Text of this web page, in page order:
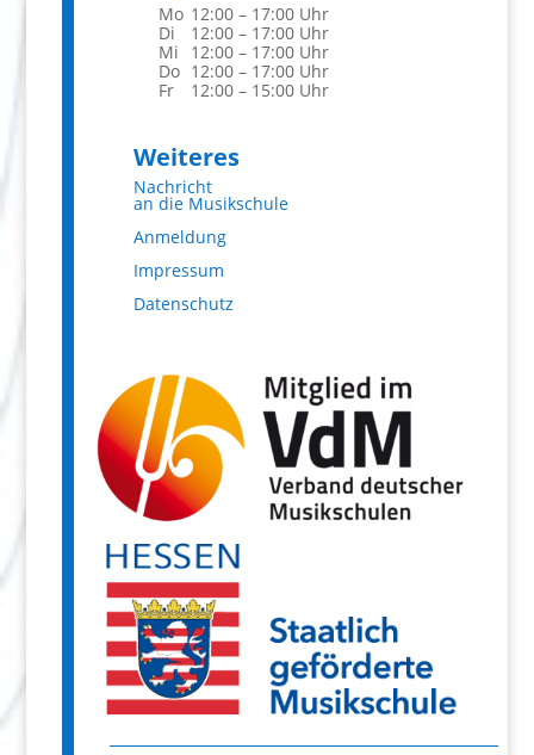
Mo 12:00 – 17:00 Uhr
Di
12:00 – 17:00 Uhr
Mi
12:00 – 17:00 Uhr
Do 12:00 – 17:00 Uhr
Fr
12:00 – 15:00 Uhr
Weiteres
Nachricht
an die Musikschule
Anmeldung
Impressum
Datenschutz